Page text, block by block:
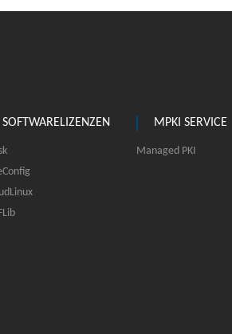
SOFTWARELIZENZEN MPKI SERVICE
Managed PKI